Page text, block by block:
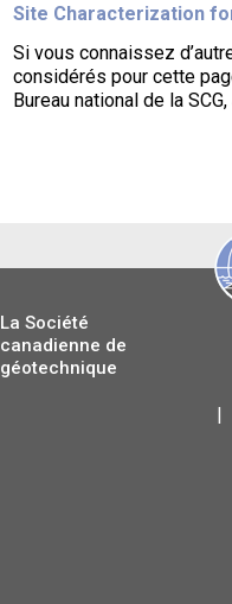
Site Characterization
Si vous connaissez
considérés pour cette
Bureau national de la SCG,
La Société
canadienne de
géotechnique
|